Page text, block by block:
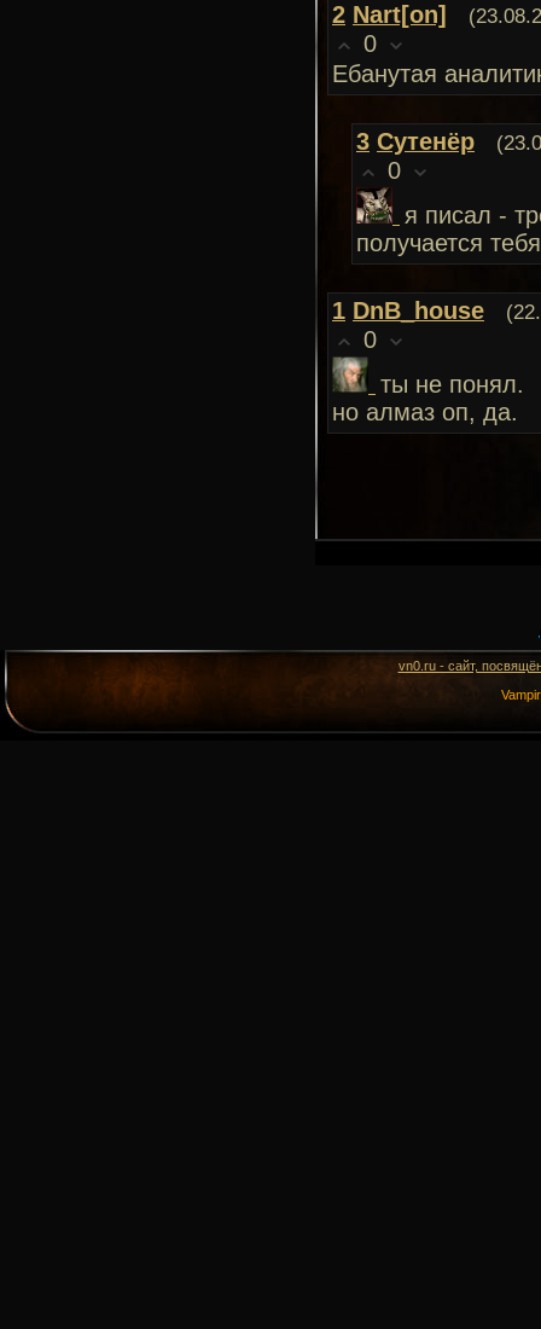
2 Nart[on]
0
Ебанутая
3 Сутенёр
0
я писал -
получается
1 DnB_house
0
ты не понял.
но алмаз оп, да.
vn0.ru - сайт,